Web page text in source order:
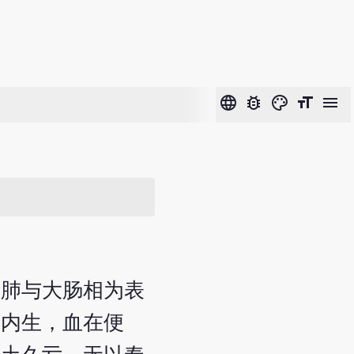
language bug_report color_lens format_size menu
与大肠相为表
生，血在便